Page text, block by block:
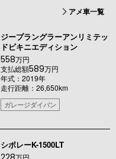
アメ車一覧
ジープラングラーアンリミテッ
ドビキニエディション
558万円
支払総額589万円
年式：2019年
走行距離：26,650km
ガレージダイバン
シボレーK-1500LT
万円